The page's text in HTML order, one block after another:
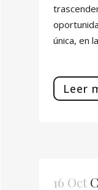
única, en
Leer
16 Oct